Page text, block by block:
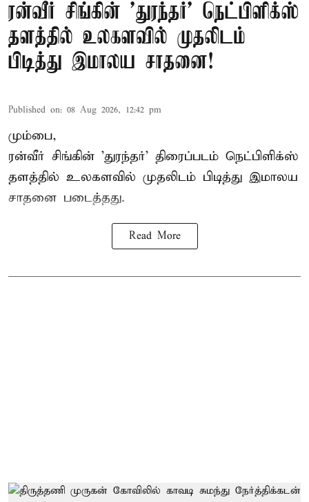
ரன்வீர் சிங்கின் 'துரந்தர்' நெட்பிளிக்ஸ்
தளத்தில் உலகளவில் முதலிடம்
பிடித்து இமாலய சாதனை!
Published on: 08 Aug 2026, 12:42 pm
மும்பை,
ரன்வீர் சிங்கின் 'துரந்தர்' திரைப்படம் நெட்பிளிக்ஸ்
தளத்தில் உலகளவில் முதலிடம் பிடித்து இமாலய
சாதனை படைத்தது.
Read More